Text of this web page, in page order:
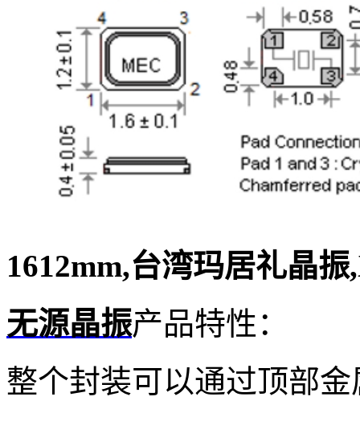
1612mm,台湾玛居礼晶
无源晶振产品特性：
整个封装可以通过顶部